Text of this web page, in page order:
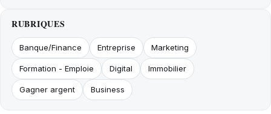
RUBRIQUES
Banque/Finance Entreprise Marketing
Formation - Emploie Digital Immobilier
Gagner argent Business